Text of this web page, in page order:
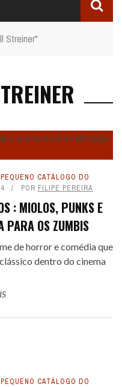
Streiner"
PEQUENO CATÁLOGO DO
POR FILIPE PEREIRA
: MIOLOS, PUNKS E
PARA OS ZUMBIS
de horror e comédia que
dentro do cinema
PEQUENO CATÁLOGO DO